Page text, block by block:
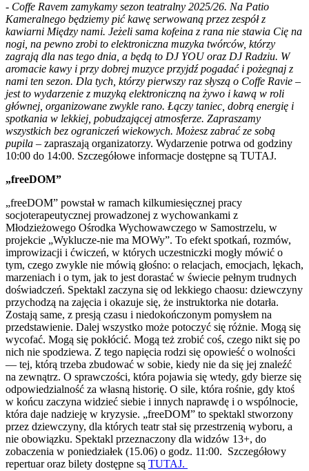
- Coffe Ravem zamykamy sezon teatralny 2025/26. Na Patio
Kameralnego będziemy pić kawę serwowaną przez zespół z
kawiarni Między nami. Jeżeli sama kofeina z rana nie stawia Cię na
nogi, na pewno zrobi to elektroniczna muzyka twórców, którzy
zagrają dla nas tego dnia, a będą to DJ YOU oraz DJ Radziu. W
aromacie kawy i przy dobrej muzyce przyjdź pogadać i pożegnaj z
nami ten sezon. Dla tych, którzy pierwszy raz słyszą o Coffe Ravie –
jest to wydarzenie z muzyką elektroniczną na żywo i kawą w roli
głównej, organizowane zwykle rano. Łączy taniec, dobrą energię i
spotkania w lekkiej, pobudzającej atmosferze. Zapraszamy
wszystkich bez ograniczeń wiekowych. Możesz zabrać ze sobą
pupila – zapraszają organizatorzy. Wydarzenie potrwa od godziny
10:00 do 14:00. Szczegółowe informacje dostępne są TUTAJ.
„freeDOM”
„freeDOM” powstał w ramach kilkumiesięcznej pracy
socjoterapeutycznej prowadzonej z wychowankami z
Młodzieżowego Ośrodka Wychowawczego w Samostrzelu, w
projekcie „Wyklucze-nie ma MOWy”. To efekt spotkań, rozmów,
improwizacji i ćwiczeń, w których uczestniczki mogły mówić o
tym, czego zwykle nie mówią głośno: o relacjach, emocjach, lękach,
marzeniach i o tym, jak to jest dorastać w świecie pełnym trudnych
doświadczeń. Spektakl zaczyna się od lekkiego chaosu: dziewczyny
przychodzą na zajęcia i okazuje się, że instruktorka nie dotarła.
Zostają same, z presją czasu i niedokończonym pomysłem na
przedstawienie. Dalej wszystko może potoczyć się różnie. Mogą się
wycofać. Mogą się pokłócić. Mogą też zrobić coś, czego nikt się po
nich nie spodziewa. Z tego napięcia rodzi się opowieść o wolności
— tej, którą trzeba zbudować w sobie, kiedy nie da się jej znaleźć
na zewnątrz. O sprawczości, która pojawia się wtedy, gdy bierze się
odpowiedzialność za własną historię. O sile, która rośnie, gdy ktoś
w końcu zaczyna widzieć siebie i innych naprawdę i o wspólnocie,
która daje nadzieję w kryzysie. „freeDOM” to spektakl stworzony
przez dziewczyny, dla których teatr stał się przestrzenią wyboru, a
nie obowiązku. Spektakl przeznaczony dla widzów 13+, do
zobaczenia w poniedziałek (15.06) o godz. 11:00. Szczegółowy
repertuar oraz bilety dostępne są TUTAJ.